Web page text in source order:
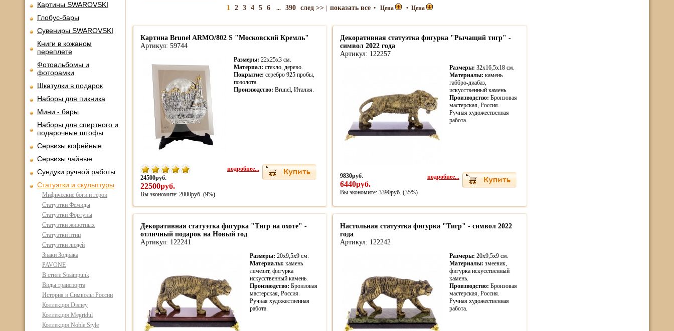
Картины SWAROVSKI
Глобус-бары
Сувениры SWAROVSKI
Книги в кожаном
переплете
Фотоальбомы и
фоторамки
Шкатулки в подарок
Наборы для пикника
Мини - бары
Наборы для спиртного и
подарочные штофы
Сервизы кофейные
Сервизы чайные
Сундуки ручной работы
Статуэтки и скульптуры
Мифические боги и герои
Статуэтки Фемиды
Статуэтки Фортуны
Статуэтки животных
Статуэтки птиц
Статуэтки людей
Знаки Зодиака
PAVONE
В стиле Steampunk
Виды транспорта
История и Символы России
Коллекция Disney
Коллекция Megridul
Коллекция Noble Style
1 2 3 4 5 6... 390 след >>| показать все• Цена • Цена
Картина Brunel ARMO/802 S "Московский Кремль"
Артикул: 59744
Размеры: 22х25х3 см.
Материал: стекло, дерево.
Покрытие: серебро 925 пробы,
позолота.
Производство: Brunel, Италия.
24500руб.
22500руб.
Вы экономите: 2000руб. (9%)
подробнее...
Декоративная статуэтка фигурка "Рычащий тигр" -
символ 2022 года
Артикул: 122257
Размеры: 32х16,5х18 см.
Материалы: камень
габбро-диабаз,
искусственный камень.
Производство: Бронзовая
мастерская, Россия.
Ручная художественная
работа.
9830руб.
6440руб.
Вы экономите: 3390руб. (35%)
подробнее...
Декоративная статуэтка фигурка "Тигр на охоте" -
отличный подарок на Новый год
Артикул: 122241
Размеры: 20х9,5х9 см.
Материалы: камень
лемезит, фигурка
искусственный камень.
Производство: Бронзовая
мастерская, Россия.
Ручная художественная
работа.
Настольная статуэтка фигурка "Тигр" - символ 2022
года
Артикул: 122242
Размеры: 20х9,5х9 см.
Материалы: змеевик,
фигурка искусственный
камень.
Производство: Бронзовая
мастерская, Россия.
Ручная художественная
работа.